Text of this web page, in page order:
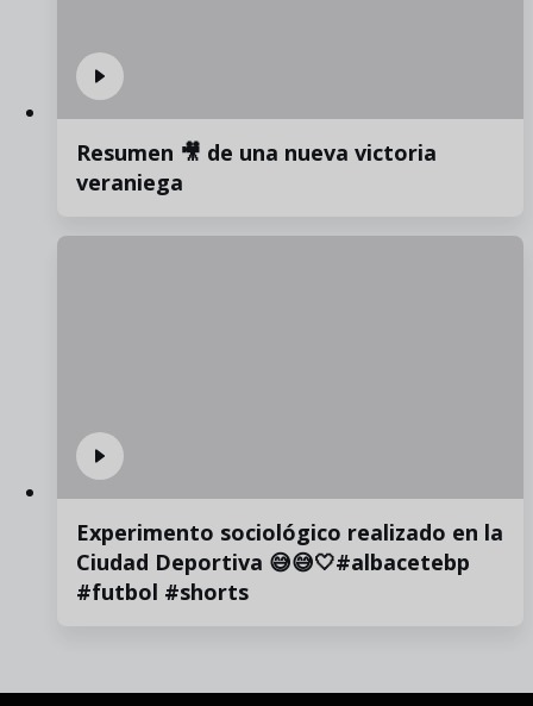
Resumen 🎥 de una nueva victoria
veraniega
Experimento sociológico realizado en la
Ciudad Deportiva 😅😅🤍#albacetebp
#futbol #shorts